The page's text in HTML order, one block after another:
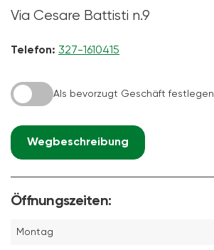
Via Cesare Battisti n.9
Telefon: 327-1610415
Als bevorzugt Geschäft festlegen
Wegbeschreibung
Öffnungszeiten:
Montag